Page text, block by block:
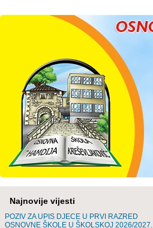
Najnovije vijesti
POZIV ZA UPIS DJECE U PRVI RAZRED
OSNOVNE ŠKOLE U ŠKOLSKOJ 2026/2027.